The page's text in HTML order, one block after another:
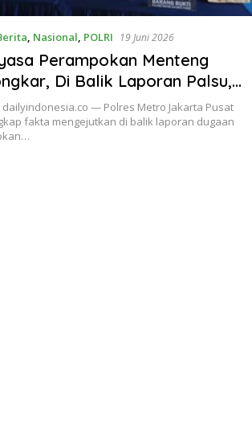
, Nasional, POLRI 19 Juni 2026
Perampokan Menteng
Di Balik Laporan Palsu,
Penganiayaan Berencana
Kejam
dailyindonesia.co — Polres Metro Jakarta Pusat
fakta mengejutkan di balik laporan dugaan